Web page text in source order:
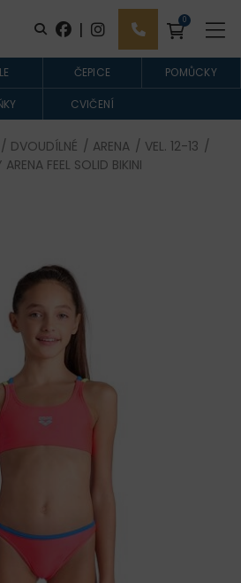
| 0
ČEPICE POMŮCKY
CVIČENÍ
/ DVOUDÍLNÉ / ARENA / VEL. 12-13 /
FEEL SOLID BIKINI